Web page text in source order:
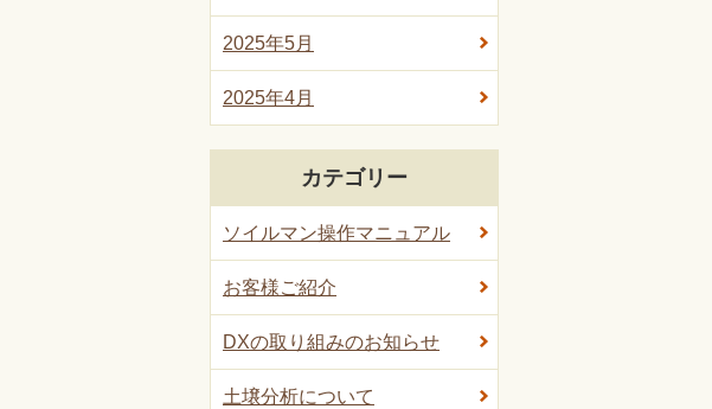
2025年5月
2025年4月
カテゴリー
ソイルマン操作マニュアル
お客様ご紹介
DXの取り組みのお知らせ
土壌分析について